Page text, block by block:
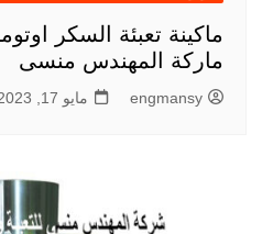
ماركة المهندس منسى
engmansy مايو 17, 2023